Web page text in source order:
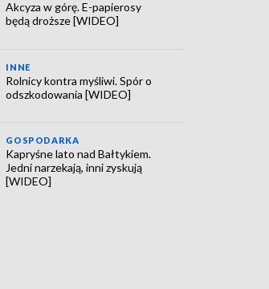
Akcyza w górę. E-papierosy
będą droższe [WIDEO]
INNE
Rolnicy kontra myśliwi. Spór o
odszkodowania [WIDEO]
GOSPODARKA
Kapryśne lato nad Bałtykiem.
Jedni narzekają, inni zyskują
[WIDEO]